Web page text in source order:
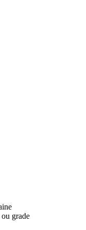
grade